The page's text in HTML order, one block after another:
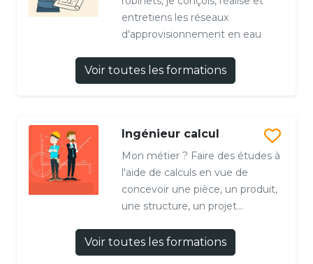
entretiens les réseaux
d'approvisionnement en eau
Voir toutes les formations
Ingénieur calcul
Mon métier ? Faire des études à
l'aide de calculs en vue de
concevoir une pièce, un produit,
une structure, un projet...
Voir toutes les formations